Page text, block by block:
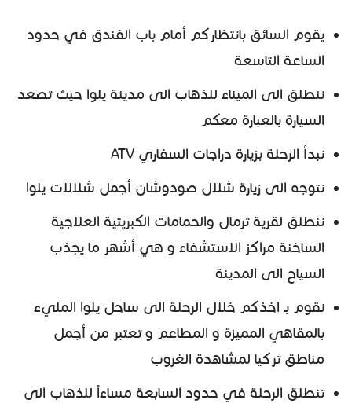
يقوم السائق بانتظاركم أمام باب الفندق في حدود
الساعة التاسعة
ننطلق الى الميناء للذهاب الى مدينة يلوا حيث تصعد
السيارة بالعبارة معكم
نبدأ الرحلة بزيارة دراجات السفاري ATV
نتوجه الى زيارة شلال صودوشان أجمل شلالات يلوا
ننطلق لقرية ترمال والحمامات الكبريتية العلاجية
الساخنة مراكز الاستشفاء و هي أشهر ما يجذب
السياح الى المدينة
نقوم بـ اخذكم خلال الرحلة الى ساحل يلوا المليء
بالمقاهي المميزة و المطاعم و تعتبر من أجمل
مناطق تركيا لمشاهدة الغروب
تنطلق الرحلة في حدود السابعة مساءاً للذهاب الى